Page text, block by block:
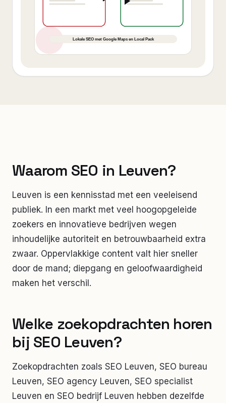
Waarom SEO in Leuven?
Leuven is een kennisstad met een veeleisend
publiek. In een markt met veel hoogopgeleide
zoekers en innovatieve bedrijven wegen
inhoudelijke autoriteit en betrouwbaarheid extra
zwaar. Oppervlakkige content valt hier sneller
door de mand; diepgang en geloofwaardigheid
maken het verschil.
Welke zoekopdrachten horen
bij SEO Leuven?
Zoekopdrachten zoals SEO Leuven, SEO bureau
Leuven, SEO agency Leuven, SEO specialist
Leuven en SEO bedrijf Leuven hebben dezelfde